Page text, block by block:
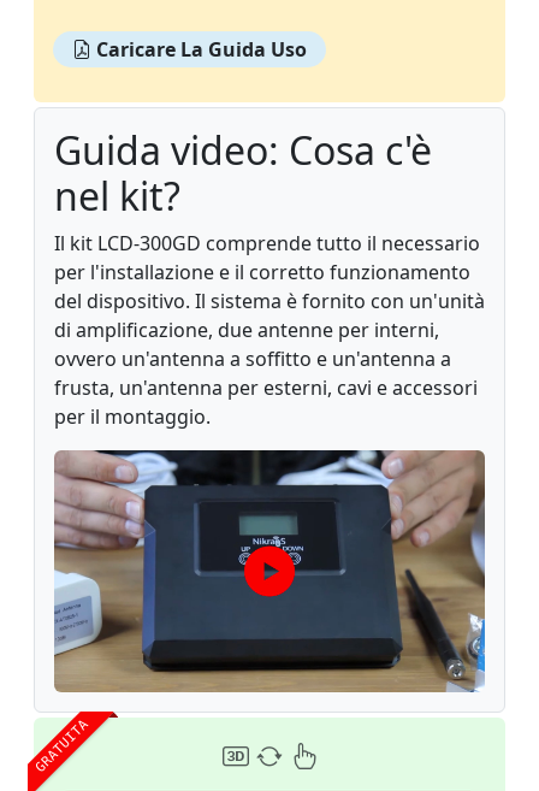
Caricare La Guida Uso
Guida video: Cosa c'è
nel kit?
Il kit LCD-300GD comprende tutto il necessario
per l'installazione e il corretto funzionamento
del dispositivo. Il sistema è fornito con un'unità
di amplificazione, due antenne per interni,
ovvero un'antenna a soffitto e un'antenna a
frusta, un'antenna per esterni, cavi e accessori
per il montaggio.
GRATUITA